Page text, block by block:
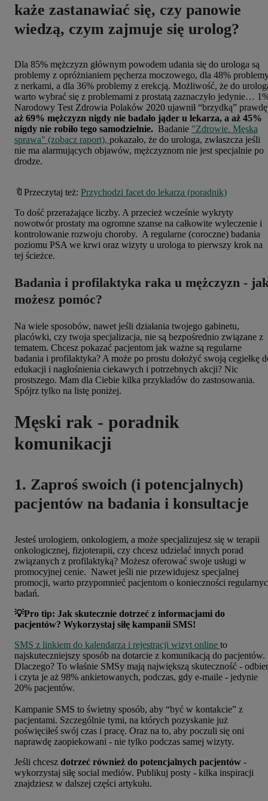
każe zastanawiać się, czy panowie
wiedzą, czym zajmuje się urolog?
Dla 85% mężczyzn głównym powodem udania się do urologa są
problemy z opróżnianiem pęcherza moczowego, dla 48%
z nerkami, a dla 36% problemy z erekcją. Możliwość, że do
warto wybrać się z problemami z prostatą zaznaczyło jedynie…
Narodowy Test Zdrowia Polaków 2020 ujawnił “brzydką”
aż 69% mężczyzn nigdy nie badało jąder u lekarza, a aż 45%
nigdy nie robiło tego samodzielnie. Badanie "Zdrowie. Męska
sprawa" (zobacz raport), pokazało, że do urologa, zwłaszcza jeśli
nie ma alarmujących objawów, mężczyznom nie jest specjalnie po
drodze.
🔖Przeczytaj też: Przychodzi facet do lekarza (poradnik)
To dość przerażające liczby. A przecież wcześnie wykryty
nowotwór prostaty ma ogromne szanse na całkowite wyleczenie i
kontrolowanie rozwoju choroby. A regularne (coroczne) badania
poziomu PSA we krwi oraz wizyty u urologa to pierwszy krok na
tej ścieżce.
Badania i profilaktyka raka u mężczyzn -
możesz pomóc?
Na wiele sposobów, nawet jeśli działania twojego gabinetu,
placówki, czy twoja specjalizacja, nie są bezpośrednio związane z
tematem. Chcesz pokazać pacjentom jak ważne są regularne
badania i profilaktyka? A może po prostu dołożyć swoją cegiełkę
edukacji i nagłośnienia ciekawych i potrzebnych akcji? Nic
prostszego. Mam dla Ciebie kilka przykładów do zastosowania.
Spójrz tylko na listę poniżej.
Męski rak - poradnik
komunikacji
1. Zaproś swoich (i potencjalnych)
pacjentów na badania i konsultacje
Jesteś urologiem, onkologiem, a może specjalizujesz się w terapii
onkologicznej, fizjoterapii, czy chcesz udzielać innych porad
związanych z profilaktyką? Możesz oferować swoje usługi w
promocyjnej cenie. Nawet jeśli nie przewidujesz specjalnej
promocji, warto przypomnieć pacjentom o konieczności
badań.
💡Pro tip: Jak skutecznie dotrzeć z informacjami do
pacjentów? Wykorzystaj siłę kampanii SMS!
SMS z linkiem do kalendarza i rejestracji wizyt online to
najskuteczniejszy sposób na dotarcie z komunikacją do pacjentów.
Dlaczego? To właśnie SMSy mają największą skuteczność -
i czyta je aż 98% ankietowanych, podczas, gdy e-maile - jedynie
20% pacjentów.
Kampanie SMS to świetny sposób, aby “być w kontakcie” z
pacjentami. Szczególnie tymi, na których pozyskanie już
poświęciłeś swój czas i pracę. Oraz na to, aby poczuli się oni
naprawdę zaopiekowani - nie tylko podczas samej wizyty.
Jeśli chcesz dotrzeć również do potencjalnych pacjentów -
wykorzystaj siłę social mediów. Publikuj posty - kilka inspiracji
znajdziesz w dalszej części artykułu.